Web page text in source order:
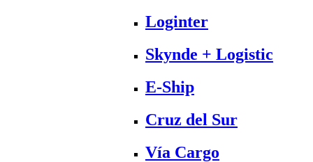
Loginter
Skynde + Logistic
E-Ship
Cruz del Sur
Vía Cargo